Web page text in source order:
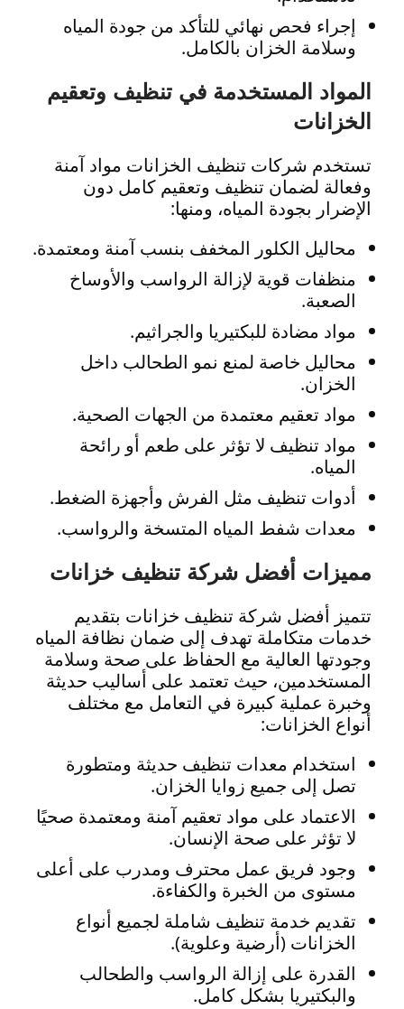
إجراء فحص نهائي للتأكد من جودة المياه
وسلامة الخزان بالكامل.
المواد المستخدمة في تنظيف وتعقيم
الخزانات
تستخدم شركات تنظيف الخزانات مواد آمنة
وفعالة لضمان تنظيف وتعقيم كامل دون
الإضرار بجودة المياه، ومنها:
محاليل الكلور المخفف بنسب آمنة ومعتمدة.
منظفات قوية لإزالة الرواسب والأوساخ
الصعبة.
مواد مضادة للبكتيريا والجراثيم.
محاليل خاصة لمنع نمو الطحالب داخل
الخزان.
مواد تعقيم معتمدة من الجهات الصحية.
مواد تنظيف لا تؤثر على طعم أو رائحة
المياه.
أدوات تنظيف مثل الفرش وأجهزة الضغط.
معدات شفط المياه المتسخة والرواسب.
مميزات أفضل شركة تنظيف خزانات
تتميز أفضل شركة تنظيف خزانات بتقديم
خدمات متكاملة تهدف إلى ضمان نظافة المياه
وجودتها العالية مع الحفاظ على صحة وسلامة
المستخدمين، حيث تعتمد على أساليب حديثة
وخبرة عملية كبيرة في التعامل مع مختلف
أنواع الخزانات:
استخدام معدات تنظيف حديثة ومتطورة
تصل إلى جميع زوايا الخزان.
الاعتماد على مواد تعقيم آمنة ومعتمدة صحيًا
لا تؤثر على صحة الإنسان.
وجود فريق عمل محترف ومدرب على أعلى
مستوى من الخبرة والكفاءة.
تقديم خدمة تنظيف شاملة لجميع أنواع
الخزانات (أرضية وعلوية).
القدرة على إزالة الرواسب والطحالب
والبكتيريا بشكل كامل.